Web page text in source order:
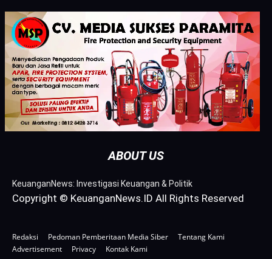
ABOUT US
KeuanganNews: Investigasi Keuangan & Politik
Copyright © KeuanganNews.ID All Rights Reserved
Redaksi Pedoman Pemberitaan Media Siber
Tentang Kami
Advertisement
Privacy Kontak Kami